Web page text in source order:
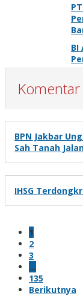
BI
Komentar
BPN Jakbar
Sah Tanah
IHSG
1
2
3
…
135
Berikutnya